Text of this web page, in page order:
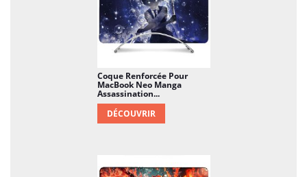
Coque Renforcée Pour
MacBook Neo Manga
Assassination...
DÉCOUVRIR